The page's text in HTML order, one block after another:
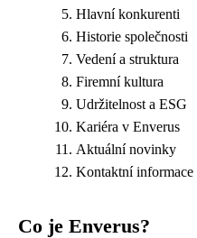
Hlavní konkurenti
Historie společnosti
Vedení a struktura
Firemní kultura
Udržitelnost a ESG
Kariéra v Enverus
Aktuální novinky
Kontaktní informace
Co je Enverus?